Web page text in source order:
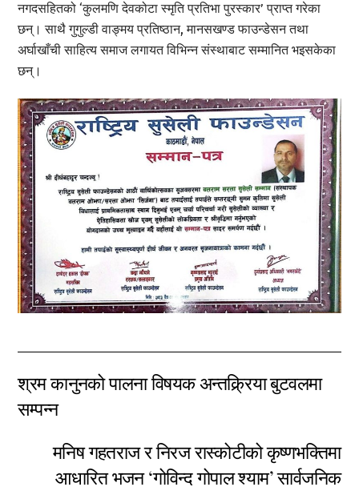
नगदसहितको ‘कुलमणि देवकोटा स्मृति प्रतिभा पुरस्कार’ प्राप्त गरेका
छन्। साथै गुगुल्डी वाङ्मय प्रतिष्ठान, मानसखण्ड फाउन्डेसन तथा
अर्घाखाँची साहित्य समाज लगायत विभिन्न संस्थाबाट सम्मानित भइसकेका
छन्।
श्रम कानुनको पालना विषयक अन्तक्र्रिया बुटवलमा
सम्पन्न
मनिष गहतराज र निरज रास्कोटीको कृष्णभक्तिमा
आधारित भजन ‘गोविन्द गोपाल श्याम’ सार्वजनिक